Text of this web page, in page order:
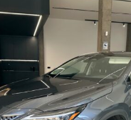
NX350
BUSINESS